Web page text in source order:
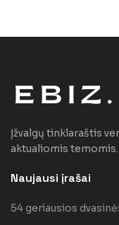
Įžvalgų tinklaraštis
aktualiomis temomis.
Naujausi įrašai
54 geriausios